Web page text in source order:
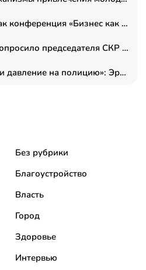
Переговоры в рамке: как конференция «Бизнес как искусство» переформатирует деловой этикет в стенах ТПП РФ
Руководство «СВОИ» попросило председателя СКР дать правовую оценку обысков в тыловом штабе
«Незаконные приказы и давление на полицию»: Эрнеста Султанова задержали у посольства Израиля во время одиночного пикета
Без рубрики
Благоустройство
Власть
Город
Здоровье
Интервью